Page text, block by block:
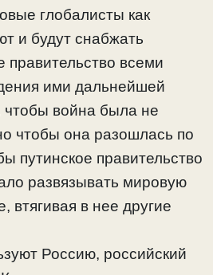
глобалисты как
и будут снабжать
правительство всеми
ими дальнейшей
война была не
чтобы она разошлась по
путинское правительство
развязывать мировую
втягивая в нее другие
Россию, российский